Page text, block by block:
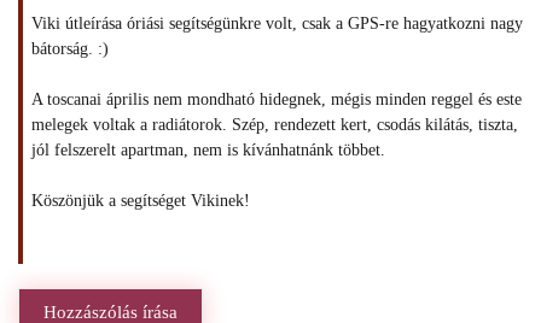
Viki útleírása óriási segítségünkre volt, csak a GPS-re hagyatkozni nagy
bátorság. :)
A toscanai április nem mondható hidegnek, mégis minden reggel és este
melegek voltak a radiátorok. Szép, rendezett kert, csodás kilátás, tiszta,
jól felszerelt apartman, nem is kívánhatnánk többet.
Köszönjük a segítséget Vikinek!
Hozzászólás írása